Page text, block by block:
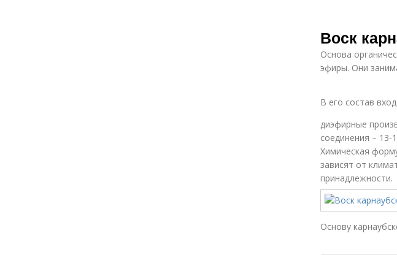
Воск
Основа
эфиры. Они
В его состав
диэфирные
соединения – 13-
Химическая
зависят от
принадлежности.
Основу